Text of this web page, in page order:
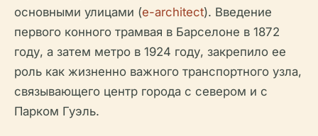
основными улицами (e-architect). Введение
первого конного трамвая в Барселоне в 1872
году, а затем метро в 1924 году, закрепило ее
роль как жизненно важного транспортного узла,
связывающего центр города с севером и с
Парком Гуэль.